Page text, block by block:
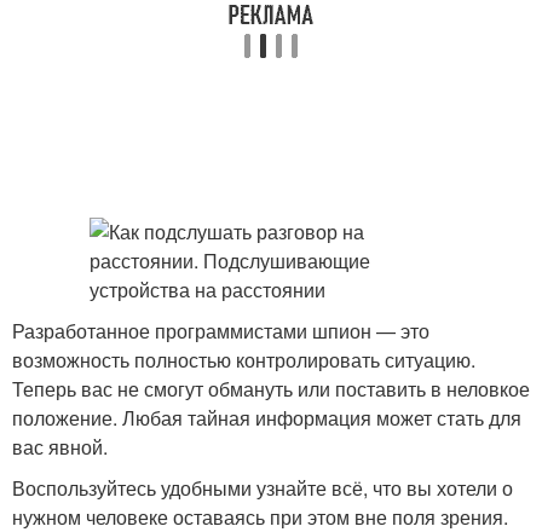
Разработанное программистами шпион — это
возможность полностью контролировать ситуацию.
Теперь вас не смогут обмануть или поставить в неловкое
положение. Любая тайная информация может стать для
вас явной.
Воспользуйтесь удобными узнайте всё, что вы хотели о
нужном человеке оставаясь при этом вне поля зрения.